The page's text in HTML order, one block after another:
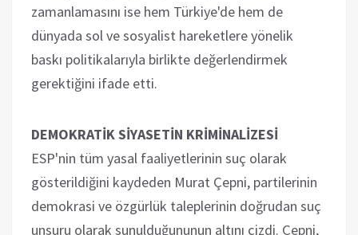
zamanlamasını ise hem Türkiye'de hem de
dünyada sol ve sosyalist hareketlere yönelik
baskı politikalarıyla birlikte değerlendirmek
gerektiğini ifade etti.
DEMOKRATİK SİYASETİN KRİMİNALİZESİ
ESP'nin tüm yasal faaliyetlerinin suç olarak
gösterildiğini kaydeden Murat Çepni, partilerinin
demokrasi ve özgürlük taleplerinin doğrudan suç
unsuru olarak sunulduğununun altını çizdi. Çepni,